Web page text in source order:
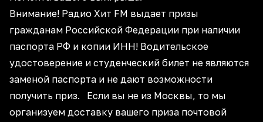
Внимание! Радио Хит FM выдает призы
гражданам Российской Федерации при наличии
паспорта РФ и копии ИНН! Водительское
удостоверение и студенческий билет не являются
заменой паспорта и не дают возможности
получить приз. Если вы не из Москвы, то мы
организуем доставку вашего приза почтовой